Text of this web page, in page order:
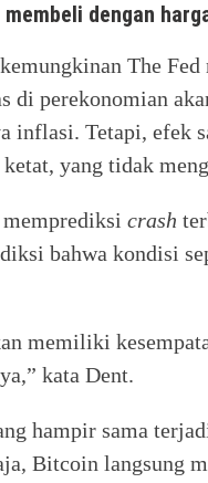
membeli dengan
The
di perekonomian
inflasi. Tetapi, efek
yang tidak
crash
bahwa kondisi
memiliki
kata Dent.
hampir sama
Bitcoin langsung